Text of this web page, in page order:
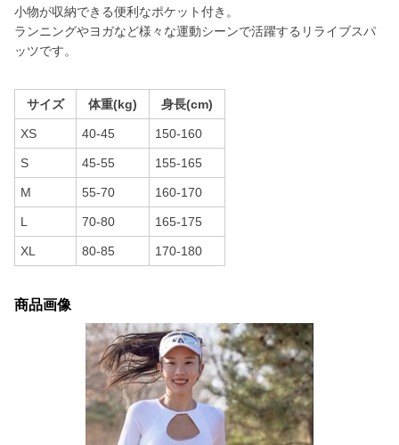
小物が収納できる便利なポケット付き。
ランニングやヨガなど様々な運動シーンで活躍するリライブスパ
ッツです。
サイズ 体重(kg) 身長(cm)
XS 40-45 150-160
S 45-55 155-165
M 55-70 160-170
L 70-80 165-175
XL 80-85 170-180
商品画像